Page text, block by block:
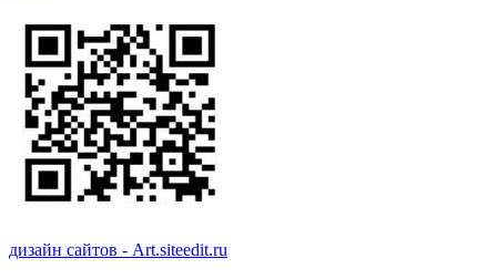
дизайн сайтов - Art.siteedit.ru